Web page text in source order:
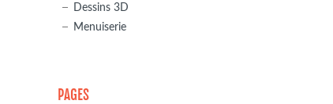
Dessins 3D
Menuiserie
PAGES